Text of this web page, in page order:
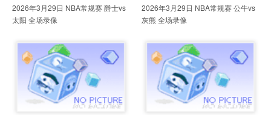
2026年3月29日 NBA常规赛 爵士vs
太阳 全场录像
2026年3月29日 NBA常规赛 公牛vs
灰熊 全场录像